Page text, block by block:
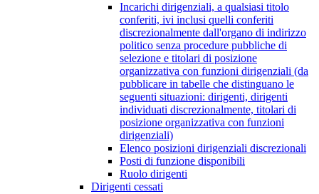
Incarichi dirigenziali, a qualsiasi titolo
conferiti, ivi inclusi quelli conferiti
discrezionalmente dall'organo di indirizzo
politico senza procedure pubbliche di
selezione e titolari di posizione
organizzativa con funzioni dirigenziali (da
pubblicare in tabelle che distinguano le
seguenti situazioni: dirigenti, dirigenti
individuati discrezionalmente, titolari di
posizione organizzativa con funzioni
dirigenziali)
Elenco posizioni dirigenziali discrezionali
Posti di funzione disponibili
Ruolo dirigenti
Dirigenti cessati